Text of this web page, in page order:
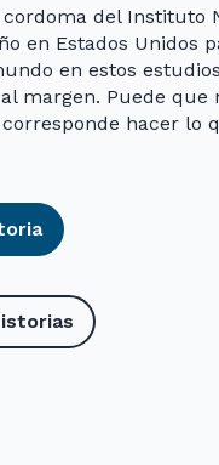
del Instituto
en Estados Unidos
en estos
margen. Puede
hacer lo